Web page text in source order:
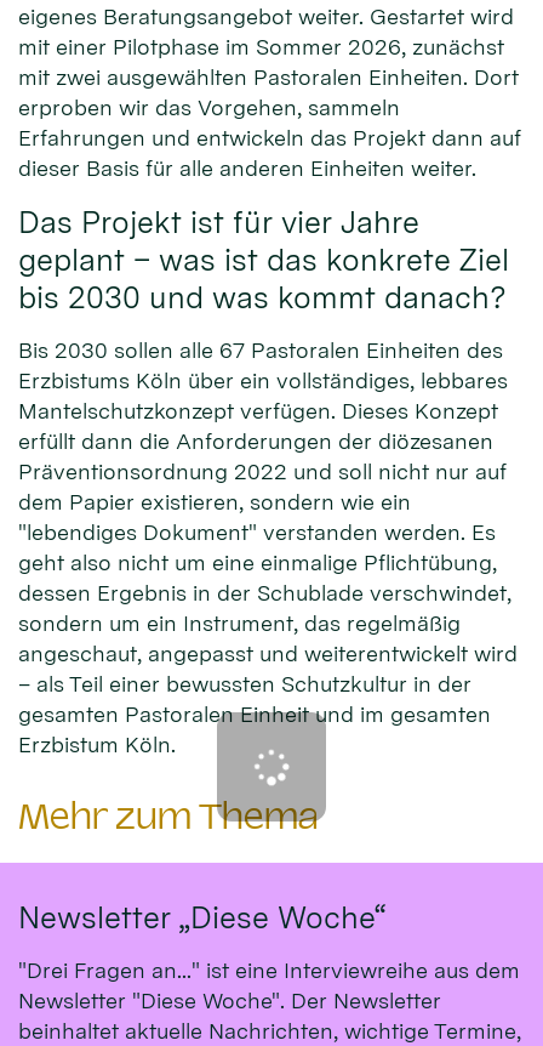
eigenes Beratungsangebot weiter. Gestartet wird
mit einer Pilotphase im Sommer 2026, zunächst
mit zwei ausgewählten Pastoralen Einheiten. Dort
erproben wir das Vorgehen, sammeln
Erfahrungen und entwickeln das Projekt dann auf
dieser Basis für alle anderen Einheiten weiter.
Das Projekt ist für vier Jahre
geplant – was ist das konkrete Ziel
bis 2030 und was kommt danach?
Bis 2030 sollen alle 67 Pastoralen Einheiten des
Erzbistums Köln über ein vollständiges, lebbares
Mantelschutzkonzept verfügen. Dieses Konzept
erfüllt dann die Anforderungen der diözesanen
Präventionsordnung 2022 und soll nicht nur auf
dem Papier existieren, sondern wie ein
"lebendiges Dokument" verstanden werden. Es
geht also nicht um eine einmalige Pflichtübung,
dessen Ergebnis in der Schublade verschwindet,
sondern um ein Instrument, das regelmäßig
angeschaut, angepasst und weiterentwickelt wird
– als Teil einer bewussten Schutzkultur in der
gesamten Pastoralen Einheit und im gesamten
Erzbistum Köln.
Mehr zum Thema
Newsletter „Diese Woche“
"Drei Fragen an..." ist eine Interviewreihe aus dem
Newsletter "Diese Woche". Der Newsletter
beinhaltet aktuelle Nachrichten, wichtige Termine,